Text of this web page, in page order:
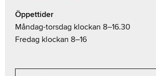
Öppettider
Måndag-torsdag klockan 8–16.30
Fredag klockan 8–16